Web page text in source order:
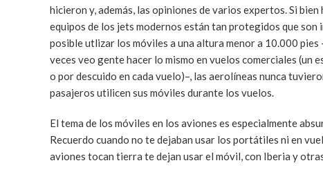
hicieron y, además, las opiniones de varios expertos. Si
equipos de los jets modernos están tan protegidos que
posible utlizar los móviles a una altura menor a 10.000
veces veo gente hacer lo mismo en vuelos comerciales (un
o por descuido en cada vuelo)–, las aerolíneas nunca
pasajeros utilicen sus móviles durante los vuelos.
El tema de los móviles en los aviones es especialmente
Recuerdo cuando no te dejaban usar los portátiles ni en
aviones tocan tierra te dejan usar el móvil, con Iberia y